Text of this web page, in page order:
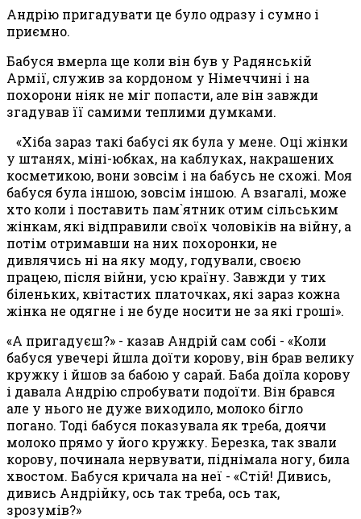
Андрію пригадувати це було одразу і сумно і
приємно.
Бабуся вмерла ще коли він був у Радянській
Армії, служив за кордоном у Німеччині і на
похорони ніяк не міг попасти, але він завжди
згадував її самими теплими думками.
«Хіба зараз такі бабусі як була у мене. Оці жінки
у штанях, міні-юбках, на каблуках, накрашених
косметикою, вони зовсім і на бабусь не схожі. Моя
бабуся була іншою, зовсім іншою. А взагалі, може
хто коли і поставить пам`ятник отим сільським
жінкам, які відправили своїх чоловіків на війну, а
потім отримавши на них похоронки, не
дивлячись ні на яку моду, годували, своєю
працею, після війни, усю країну. Завжди у тих
біленьких, квітастих платочках, які зараз кожна
жінка не одягне і не буде носити не за які гроші».
«А пригадуєш?» - казав Андрій сам собі - «Коли
бабуся увечері йшла доїти корову, він брав велику
кружку і йшов за бабою у сарай. Баба доїла корову
і давала Андрію спробувати подоїти. Він брався
але у нього не дуже виходило, молоко бігло
погано. Тоді бабуся показувала як треба, доячи
молоко прямо у його кружку. Березка, так звали
корову, починала нервувати, піднімала ногу, била
хвостом. Бабуся кричала на неї - «Стій! Дивись,
дивись Андрійку, ось так треба, ось так,
зрозумів?»